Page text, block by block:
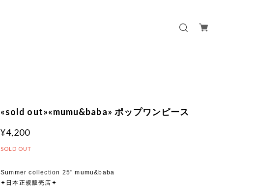
«sold out»«mumu&baba» ポップワンピース
¥4,200
SOLD OUT
Summer collection 25" mumu&baba
✦日本正規販売店✦